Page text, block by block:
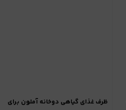
ظرف غذای گیاهی دوخانه آملون برای